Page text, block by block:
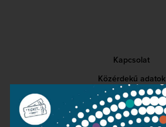
Kapcsolat
Közérdekű adatok
Sajtószoba
Adatvédelem